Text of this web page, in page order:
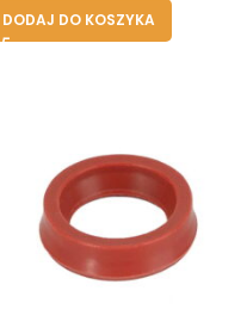
DODAJ DO KOSZYKA